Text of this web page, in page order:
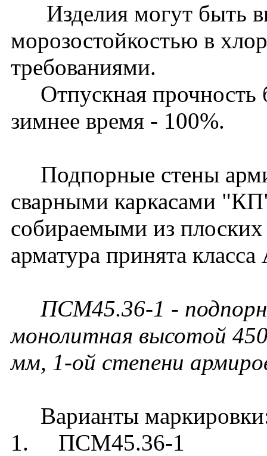
Изделия могут быть
морозостойкостью в
требованиями.
Отпускная прочность
зимнее время - 100%.
Подпорные стены
сварными каркасами
собираемыми из
арматура принята
ПСМ45.36-1 -
монолитная высотой
мм, 1-ой степени
Варианты
1. ПСМ45.36-1